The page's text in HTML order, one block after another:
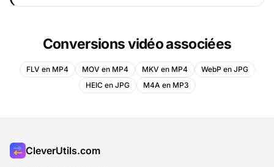
Conversions vidéo associées
FLV en MP4 MOV en MP4 MKV en MP4
WebP en JPG
HEIC en JPG
M4A en MP3
CleverUtils.com